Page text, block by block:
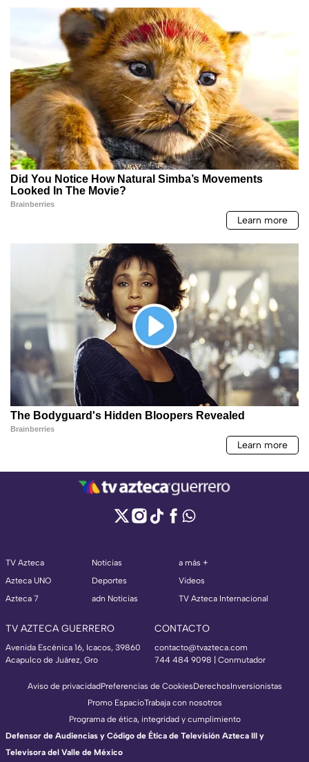
TV Azteca
Azteca UNO
Azteca 7
Noticias
Deportes
adn Noticias
a más +
Videos
TV Azteca Internacional
TV AZTECA GUERRERO
Avenida Escénica 16, Icacos, 39860
Acapulco de Juárez, Gro
CONTACTO
contacto@tvazteca.com
744 484 9098 | Conmutador
Aviso de privacidadPreferencias de CookiesDerechosInversionistas
Promo EspacioTrabaja con nosotros
Programa de ética, integridad y cumplimiento
Defensor de Audiencias y Código de Ética de Televisión Azteca III y
Televisora del Valle de México